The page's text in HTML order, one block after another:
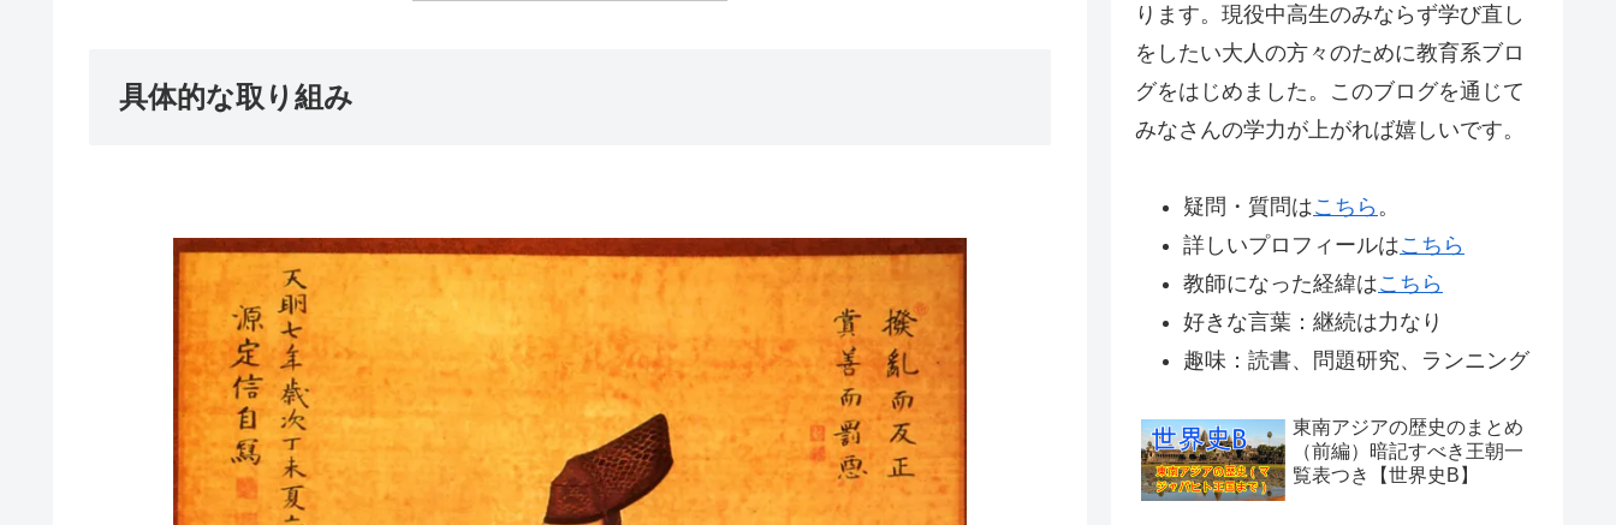
具体的な取り組み
ります。現役中高生のみならず学び直し
をしたい大人の方々のために教育系ブロ
グをはじめました。このブログを通じて
みなさんの学力が上がれば嬉しいです。
疑問・質問はこちら 。
詳しいプロフィールはこちら
教師になった経緯はこちら
好きな言葉：継続は力なり
趣味：読書、問題研究、ランニング
東南アジアの歴史のまとめ
（前編）暗記すべき王朝一
覧表つき【世界史B】